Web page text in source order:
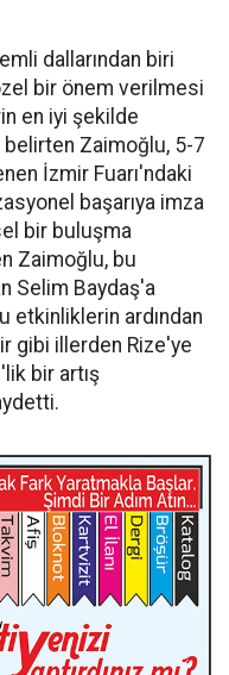
dallarından biri
bir önem verilmesi
en iyi şekilde
belirten Zaimoğlu, 5-7
İzmir Fuarı'ndaki
başarıya imza
bir buluşma
Zaimoğlu, bu
Selim Baydaş'a
etkinliklerin ardından
gibi illerden Rize'ye
bir artış